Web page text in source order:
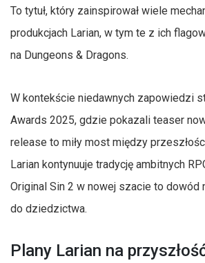
To tytuł, który zainspirował wiele
produkcjach Larian, w tym te z ich
na Dungeons & Dragons.
W kontekście niedawnych zapowiedzi
Awards 2025, gdzie pokazali teaser
release to miły most między
Larian kontynuuje tradycję ambitnych
Original Sin 2 w nowej szacie to dowód
do dziedzictwa.
Plany Larian na